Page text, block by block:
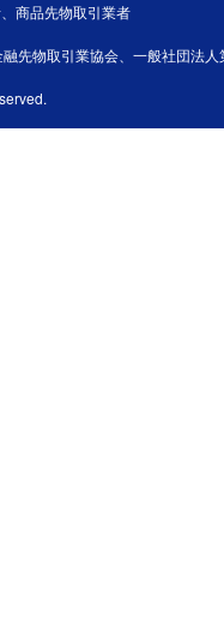
商品先物取引業者
先物取引業協会、一般社団法